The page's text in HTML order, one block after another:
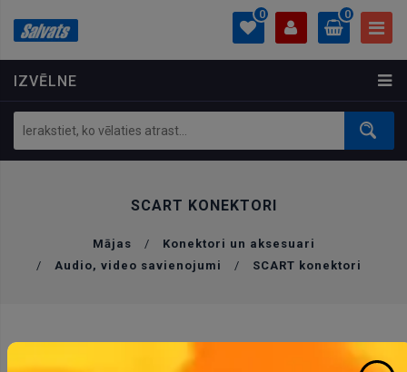
IZVĒLNE
0
PROFILS
Ielogoties
Izveidot kontu
0
0.00 €
SCART KONEKTORI
Mājas /
Konektori un aksesuari
/
Audio, video savienojumi / SCART konektori